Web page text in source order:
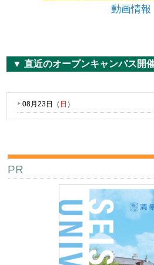
動画情報
▼ 直近のオープンキャンパス開
08月23日（ 日 ）
PR